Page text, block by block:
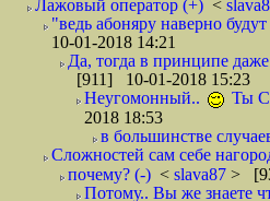
Лажовый оператор (+) <
"ведь абоняру наверно
10-01-2018 14:21
Да, тогда в принципе
[911] 10-01-2018 15:23
Неугомонный..
Ты
2018 18:53
в большинстве
Сложностей сам себе
почему? (-) < slava87 >
Потому.. Вы же знаете